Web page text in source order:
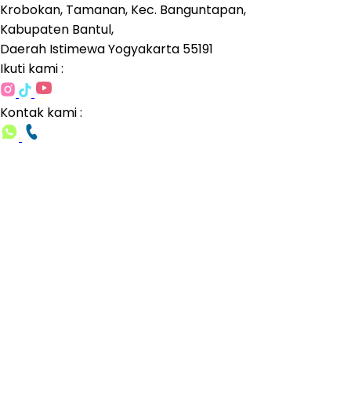
Krobokan, Tamanan, Kec. Banguntapan,
Kabupaten Bantul,
Daerah Istimewa Yogyakarta 55191
Ikuti kami :
Kontak kami :